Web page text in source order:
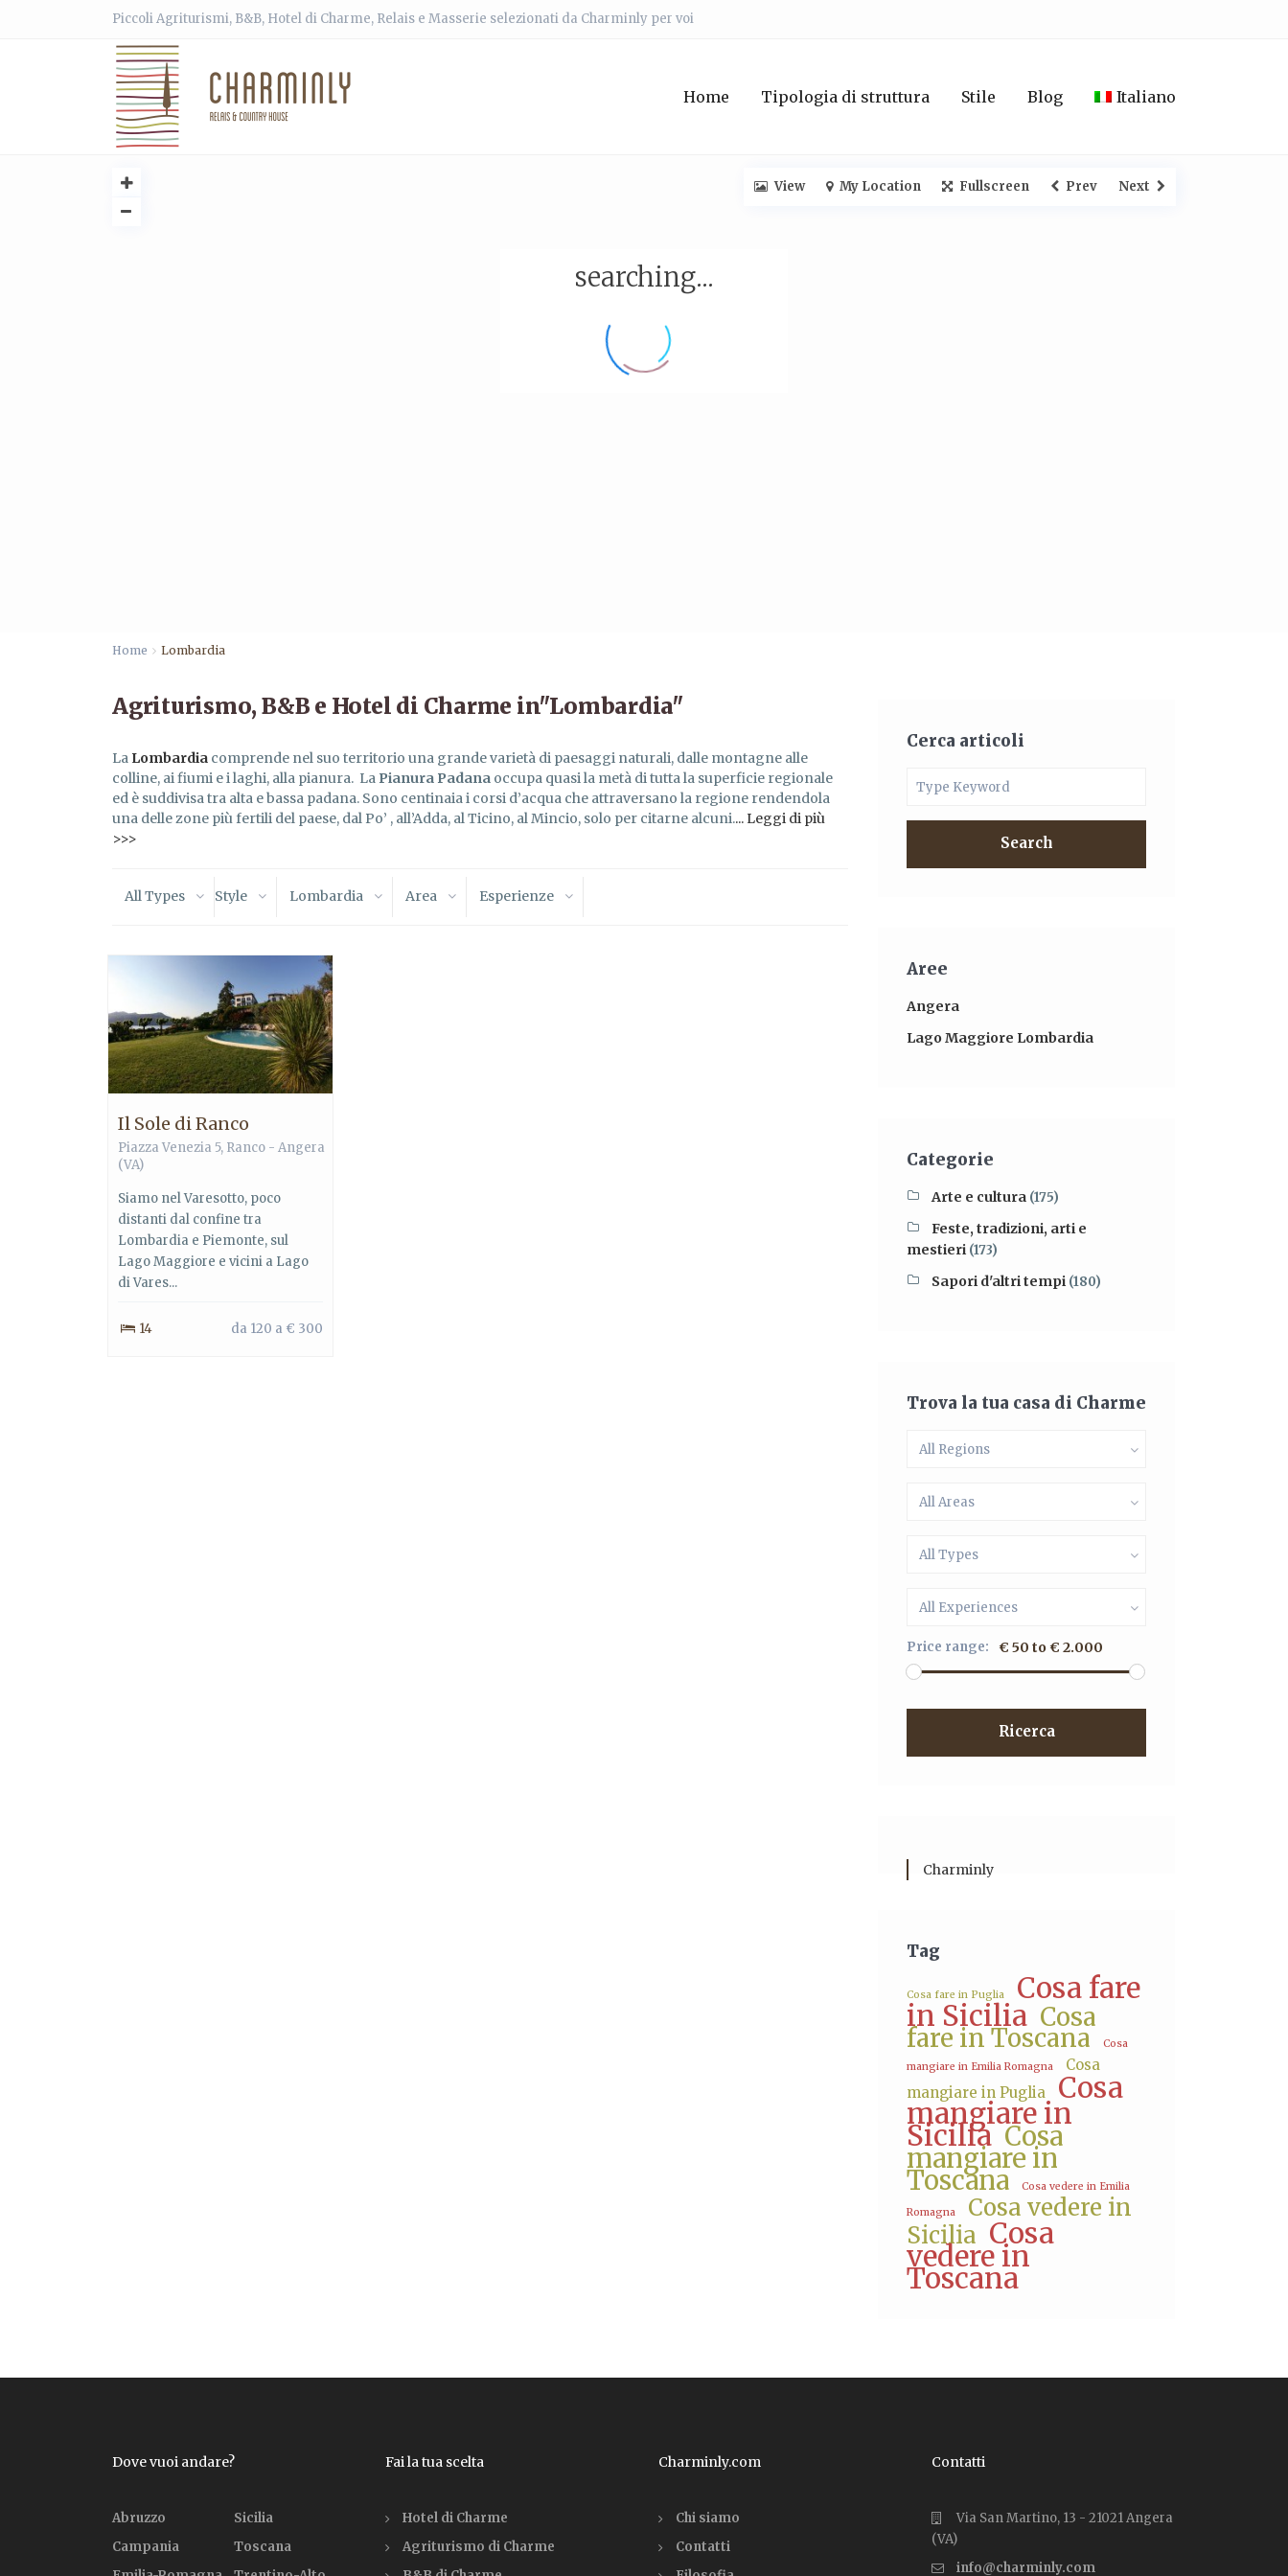
Piccoli Agriturismi, B&B, Hotel di Charme, Relais e Masserie selezionati da Charminly per voi
Home Tipologia di struttura Stile Blog Italiano
searching...
View My Location Fullscreen Prev Next
Home Lombardia
Agriturismo, B&B e Hotel di Charme in"Lombardia"
La Lombardia comprende nel suo territorio una grande varietà di paesaggi naturali, dalle montagne alle
colline, ai fiumi e i laghi, alla pianura. La Pianura Padana occupa quasi la metà di tutta la superficie regionale
ed è suddivisa tra alta e bassa padana. Sono centinaia i corsi d’acqua che attraversano la regione rendendola
una delle zone più fertili del paese, dal Po’ , all’Adda, al Ticino, al Mincio, solo per citarne alcuni.... Leggi di più
>>>
All Types Style Lombardia Area Esperienze
Il Sole di Ranco
Piazza Venezia 5, Ranco - Angera
(VA)
Siamo nel Varesotto, poco
distanti dal confine tra
Lombardia e Piemonte, sul
Lago Maggiore e vicini a Lago
di Vares...
14 da 120 a € 300
Cerca articoli
Search
Aree
Angera
Lago Maggiore Lombardia
Categorie
Arte e cultura (175)
Feste, tradizioni, arti e
mestieri (173)
Sapori d'altri tempi (180)
Trova la tua casa di Charme
All Regions
All Areas
All Types
All Experiences
Price range: € 50 to € 2.000
Ricerca
Charminly
Tag
Cosa fare in Puglia Cosa fare
in Sicilia Cosa
fare in Toscana
Cosa
mangiare in Emilia Romagna
Cosa
mangiare in Puglia
Cosa
mangiare in
Sicilia Cosa
mangiare in
Toscana Cosa vedere in Emilia
Romagna
Cosa vedere in
Sicilia Cosa
vedere in
Toscana
Dove vuoi andare?
Abruzzo
Campania
Sicilia
Toscana
Fai la tua scelta
Hotel di Charme
Agriturismo di Charme
Charminly.com
Chi siamo
Contatti
Contatti
Via San Martino, 13 - 21021 Angera
(VA)
info@charminly.com